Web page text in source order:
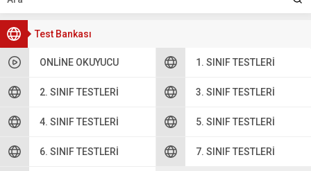
Test Bankası
ONLINE OKUYUCU 1. SINIF TESTLERI
2. SINIF TESTLERI 3. SINIF TESTLERI
4. SINIF TESTLERI 5. SINIF TESTLERI
6. SINIF TESTLERI 7. SINIF TESTLERI